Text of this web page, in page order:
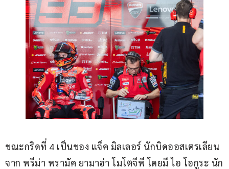
ขณะกริดที่ 4 เป็นของ แจ็ค มิลเลอร์ นักบิดออสเตรเลียน
จาก พรีม่า พรามัค ยามาฮ่า โมโตจีพี โดยมี ไอ โอกูระ นัก